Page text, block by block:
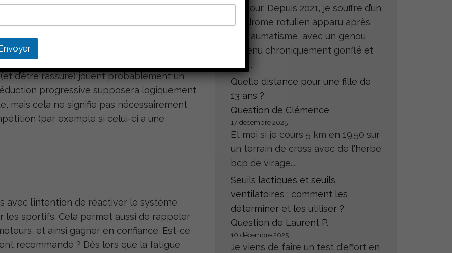
performance à réduire son volume
façon immédiate. La subjectivité de la
d’être rassuré) jouent probablement un
progressive supposera logiquement
mais cela ne signifie pas nécessairement
(par exemple si celui-ci a une
avec l’intention de réactiver le système
les sportifs. Cela permet aussi de rappeler
et ainsi gagner en confiance. Est-ce
recommandé ? Dès lors que la fatigue
Bonjour, Depuis 2021, je souffre d’un
syndrome rotulien apparu après
un traumatisme, avec un genou
devenu chroniquement gonflé et
très...
Quelle distance pour une fille de
13 ans ?
Question de Clémence
17 décembre 2025
Et moi si je cours 5 km en 19.50 sur
un terrain de cross avec de l'herbe
bcp de virage...
Seuils lactiques et seuils
ventilatoires : comment les
déterminer et les utiliser ?
Question de Laurent P.
10 décembre 2025
Je viens de faire un test d'effort en